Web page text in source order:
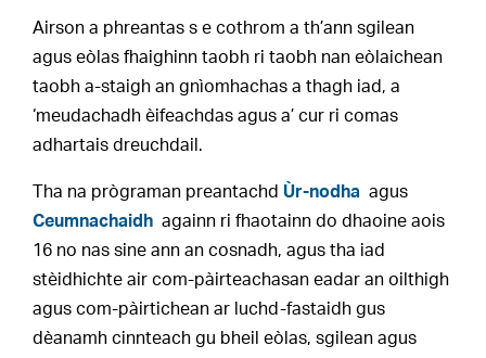
Airson a phreantas s e cothrom a th’ann sgilean
agus eòlas fhaighinn taobh ri taobh nan eòlaichean
taobh a-staigh an gnìomhachas a thagh iad, a
‘meudachadh èifeachdas agus a’ cur ri comas
adhartais dreuchdail.
Tha na prògraman preantachd Ùr-nodha agus
Ceumnachaidh againn ri fhaotainn do dhaoine aois
16 no nas sine ann an cosnadh, agus tha iad
stèidhichte air com-pàirteachasan eadar an oilthigh
agus com-pàirtichean ar luchd-fastaidh gus
dèanamh cinnteach gu bheil eòlas, sgilean agus